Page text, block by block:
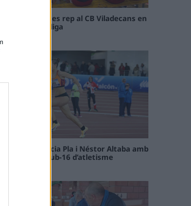
amb baixes rep al CB Viladecans en
de la lliga
Patrícia Pla i Néstor Altaba amb
catalana sub-16 d’atletisme